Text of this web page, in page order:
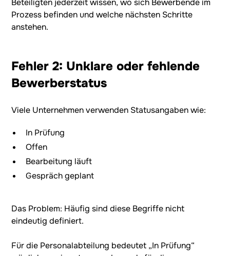
Beteiligten jederzeit wissen, wo sich Bewerbende im
Prozess befinden und welche nächsten Schritte
anstehen.
Fehler 2: Unklare oder fehlende
Bewerberstatus
Viele Unternehmen verwenden Statusangaben wie:
In Prüfung
Offen
Bearbeitung läuft
Gespräch geplant
Das Problem: Häufig sind diese Begriffe nicht
eindeutig definiert.
Für die Personalabteilung bedeutet „In Prüfung“